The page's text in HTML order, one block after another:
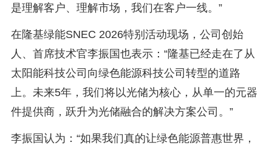
是理解客户、理解市场，我们在客户一线。”
在隆基绿能SNEC 2026特别活动现场，公司创始
人、首席技术官李振国也表示：“隆基已经走在了从
太阳能科技公司向绿色能源科技公司转型的道路
上。未来5年，我们将以光储为核心，从单一的元器
件提供商，跃升为光储融合的解决方案公司。”
李振国认为：“如果我们真的让绿色能源普惠世界，